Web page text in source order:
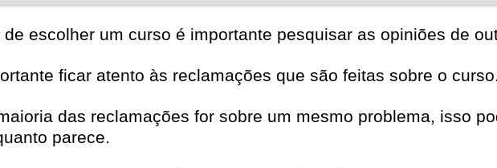
de escolher um curso é importante pesquisar as opiniões de
ficar atento às reclamações que são feitas sobre o curso.
das reclamações for sobre um mesmo problema, isso
parece.